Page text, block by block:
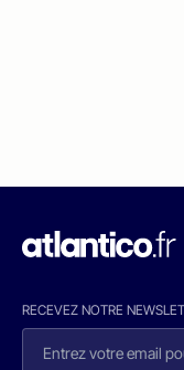
RECEVEZ NOTRE